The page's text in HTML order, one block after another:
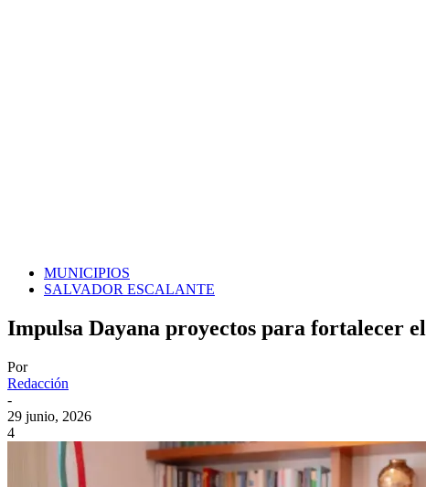
MUNICIPIOS
SALVADOR ESCALANTE
Impulsa Dayana proyectos para fortalecer
Por
Redacción
-
29 junio, 2026
4